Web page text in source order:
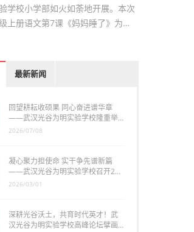
学校小学部如火如荼地开展。本次
上册语文第7课《妈妈睡了》为…
最新新闻
回望耕耘收硕果 同心奋进谱华章
——武汉光谷为明实验学校隆重举…
2026/07/08
凝心聚力担使命 实干争先谱新篇
——武汉光谷为明实验学校召开2…
2026/03/01
深耕光谷沃土，共育时代英才！武
汉光谷为明实验学校高峰论坛擘画…